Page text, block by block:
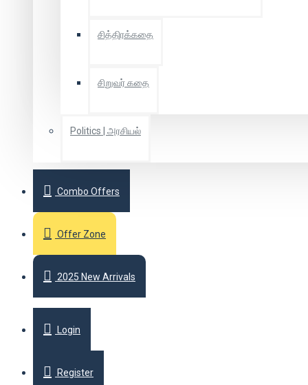
சித்திரக்கதை
சிறுவர் கதை
Politics | அரசியல்
Combo Offers
Offer Zone
2025 New Arrivals
Login
Register